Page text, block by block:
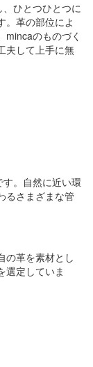
ひとつひとつに
。革の部位によ
mincaのものづく
夫して上手に無
。自然に近い環
るさまざまな管
の革を素材とし
選定していま